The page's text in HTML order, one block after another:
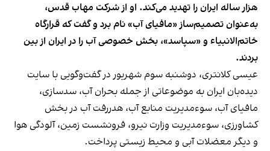
هزار ساله ایران را تهدید می‌کند. او از شرکت مهاب قدس،
به‌عنوان تصمیم‌ساز «مافیای آب» نام برد و گفت که قرارگاه
خاتم‌الانبیاء و «سپاسد»، بخش خصوصی آب را در ایران از بین
بردند.
عیسی کلانتری، دوشنبه سوم شهریور در گفت‌وگویی با سایت
دیده‌بان ایران به موضوعاتی از جمله بحران آب، سدسازی،
مافیای آب، سوءمدیریت منابع آب، هدررفت آب در بخش
کشاورزی، سوءمدیریت وزارت نیرو، فرونشست زمین، آلودگی هوا
و دیگر معضلات آبی و محیط‌ زیستی پرداخت.